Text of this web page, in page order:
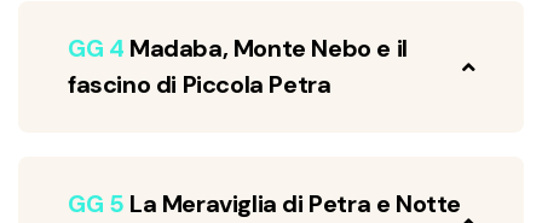
GG 4 Madaba, Monte Nebo e il
fascino di Piccola Petra
GG 5 La Meraviglia di Petra e Notte